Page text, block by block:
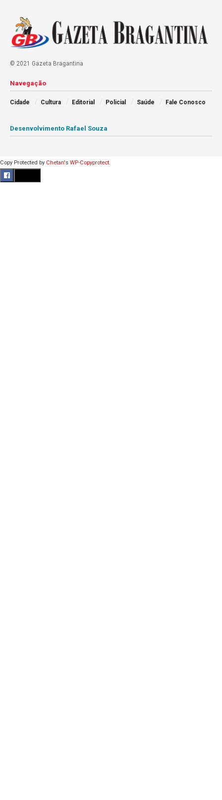
© 2021 Gazeta Bragantina
Navegação
Cidade Cultura Editorial Policial Saúde Fale Conosco
Desenvolvimento Rafael Souza
Copy Protected by Chetan's WP-Copyprotect.